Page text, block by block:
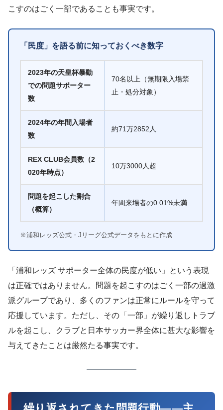
こすのはごく一部であることも事実です。
「民度」を語る前に知っておくべき数字
2023年の天皇杯暴動
での問題サポーター
数
70名以上（無期限入場禁
止・処分対象）
2024年の年間入場者
数
約71万2852人
REX CLUB会員数（2
020年時点）
10万3000人超
問題を起こした割合
（概算）
年間来場者の0.01%未満
※浦和レッズ公式・Jリーグ公式データをもとに作成
「浦和レッズ サポーター全体の民度が低い」という表現
は正確ではありません。問題を起こすのはごく一部の過激
派グループであり、多くのファンは正常にルールを守って
応援しています。ただし、その「一部」が繰り返しトラブ
ルを起こし、クラブと日本サッカー界全体に甚大な影響を
与えてきたことは厳然たる事実です。